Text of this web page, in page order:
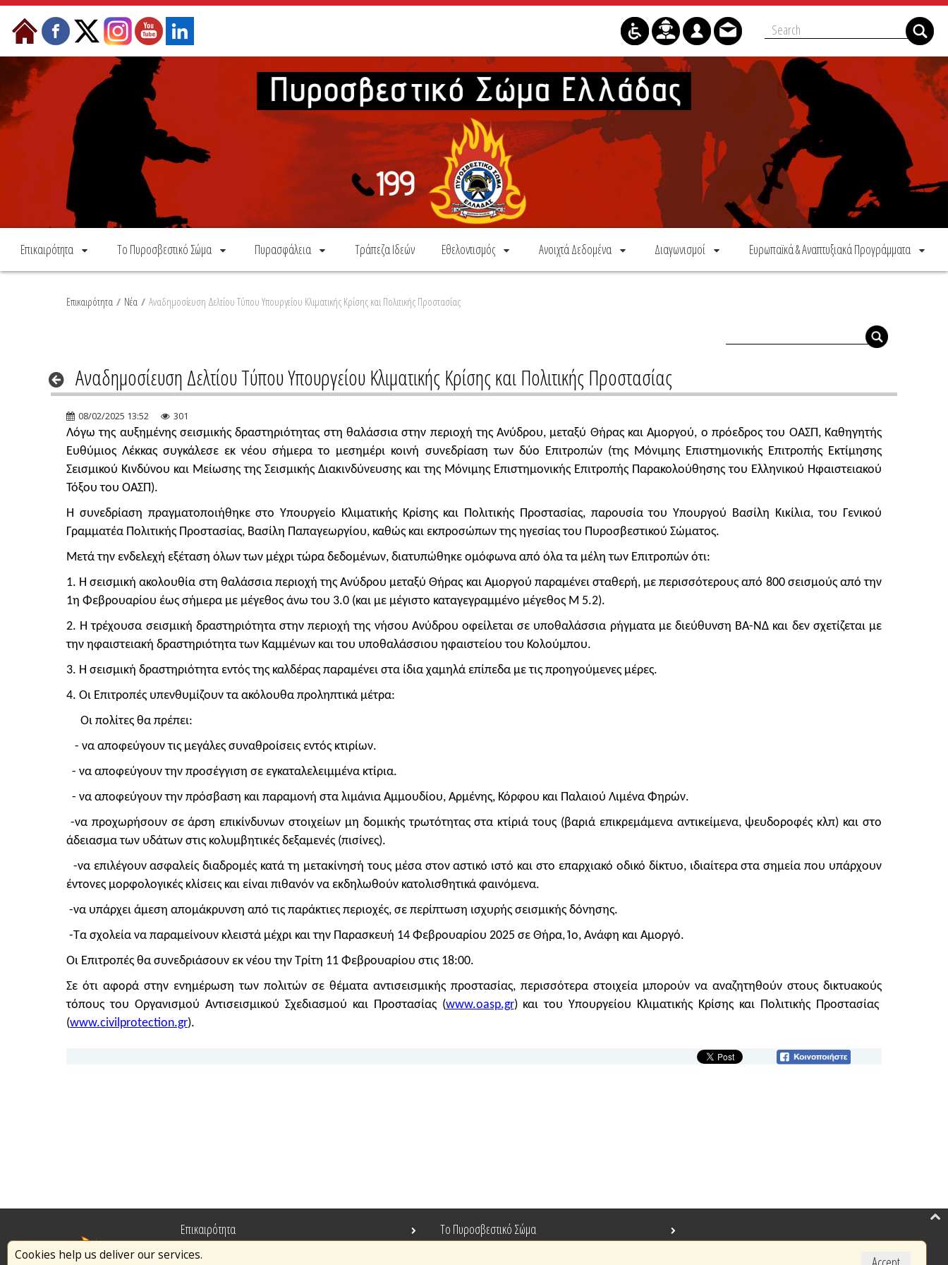
Skip to Content
Επικαιρότητα Το Πυροσβεστικό Σώμα Πυρασφάλεια Τράπεζα Ιδεών Εθελοντισμός Ανοιχτά Δεδομένα Διαγωνισμοί Ευρωπαϊκά & Αναπτυξιακά Προγράμματα
Επικαιρότητα / Νέα / Αναδημοσίευση Δελτίου Τύπου Υπουργείου Κλιματικής Κρίσης και Πολιτικής Προστασίας
Αναδημοσίευση Δελτίου Τύπου Υπουργείου Κλιματικής Κρίσης και Πολιτικής Προστασίας
08/02/2025 13:52 301
Λόγω της αυξημένης σεισμικής δραστηριότητας στη θαλάσσια στην περιοχή της Ανύδρου, μεταξύ Θήρας και Αμοργού, ο πρόεδρος του ΟΑΣΠ, Καθηγητής
Ευθύμιος Λέκκας συγκάλεσε εκ νέου σήμερα το μεσημέρι κοινή συνεδρίαση των δύο Επιτροπών (της Μόνιμης Eπιστημονικής Eπιτροπής Εκτίμησης
Σεισμικού Κινδύνου και Μείωσης της Σεισμικής Διακινδύνευσης και της Μόνιμης Επιστημονικής Επιτροπής Παρακολούθησης του Ελληνικού Ηφαιστειακού
Τόξου του ΟΑΣΠ).
Η συνεδρίαση πραγματοποιήθηκε στο Υπουργείο Κλιματικής Κρίσης και Πολιτικής Προστασίας, παρουσία του Υπουργού Βασίλη Κικίλια, του Γενικού
Γραμματέα Πολιτικής Προστασίας, Βασίλη Παπαγεωργίου, καθώς και εκπροσώπων της ηγεσίας του Πυροσβεστικού Σώματος.
Μετά την ενδελεχή εξέταση όλων των μέχρι τώρα δεδομένων, διατυπώθηκε ομόφωνα από όλα τα μέλη των Επιτροπών ότι:
1. Η σεισμική ακολουθία στη θαλάσσια περιοχή της Ανύδρου μεταξύ Θήρας και Αμοργού παραμένει σταθερή, με περισσότερους από 800 σεισμούς από την
1η Φεβρουαρίου έως σήμερα με μέγεθος άνω του 3.0 (και με μέγιστο καταγεγραμμένο μέγεθος Μ 5.2).
2. Η τρέχουσα σεισμική δραστηριότητα στην περιοχή της νήσου Ανύδρου οφείλεται σε υποθαλάσσια ρήγματα με διεύθυνση ΒΑ-ΝΔ και δεν σχετίζεται με
την ηφαιστειακή δραστηριότητα των Καμμένων και του υποθαλάσσιου ηφαιστείου του Κολούμπου.
3. Η σεισμική δραστηριότητα εντός της καλδέρας παραμένει στα ίδια χαμηλά επίπεδα με τις προηγούμενες μέρες.
4. Οι Επιτροπές υπενθυμίζουν τα ακόλουθα προληπτικά μέτρα:
Οι πολίτες θα πρέπει:
- να αποφεύγουν τις μεγάλες συναθροίσεις εντός κτιρίων.
- να αποφεύγουν την προσέγγιση σε εγκαταλελειμμένα κτίρια.
- να αποφεύγουν την πρόσβαση και παραμονή στα λιμάνια Αμμουδίου, Αρμένης, Κόρφου και Παλαιού Λιμένα Φηρών.
-να προχωρήσουν σε άρση επικίνδυνων στοιχείων μη δομικής τρωτότητας στα κτίριά τους (βαριά επικρεμάμενα αντικείμενα, ψευδοροφές κλπ) και στο
άδειασμα των υδάτων στις κολυμβητικές δεξαμενές (πισίνες).
-να επιλέγουν ασφαλείς διαδρομές κατά τη μετακίνησή τους μέσα στον αστικό ιστό και στο επαρχιακό οδικό δίκτυο, ιδιαίτερα στα σημεία που υπάρχουν
έντονες μορφολογικές κλίσεις και είναι πιθανόν να εκδηλωθούν κατολισθητικά φαινόμενα.
-να υπάρχει άμεση απομάκρυνση από τις παράκτιες περιοχές, σε περίπτωση ισχυρής σεισμικής δόνησης.
-Τα σχολεία να παραμείνουν κλειστά μέχρι και την Παρασκευή 14 Φεβρουαρίου 2025 σε Θήρα, Ίο, Ανάφη και Αμοργό.
Οι Επιτροπές θα συνεδριάσουν εκ νέου την Τρίτη 11 Φεβρουαρίου στις 18:00.
Σε ότι αφορά στην ενημέρωση των πολιτών σε θέματα αντισεισμικής προστασίας, περισσότερα στοιχεία μπορούν να αναζητηθούν στους δικτυακούς
τόπους του Οργανισμού Αντισεισμικού Σχεδιασμού και Προστασίας (www.oasp.gr) και του Υπουργείου Κλιματικής Κρίσης και Πολιτικής Προστασίας
(www.civilprotection.gr).
Cookies help us deliver our services.
Επικαιρότητα
Το Πυροσβεστικό Σώμα
Πυρασφάλεια